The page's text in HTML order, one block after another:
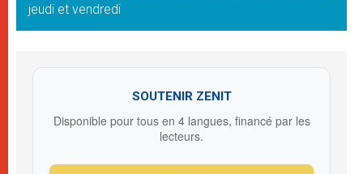
jeudi et vendredi
SOUTENIR ZENIT
Disponible pour tous en 4 langues, financé par les
lecteurs.